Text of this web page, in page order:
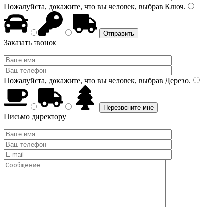
Пожалуйста, докажите, что вы человек, выбрав Ключ.
Заказать звонок
Пожалуйста, докажите, что вы человек, выбрав Дерево.
Письмо директору